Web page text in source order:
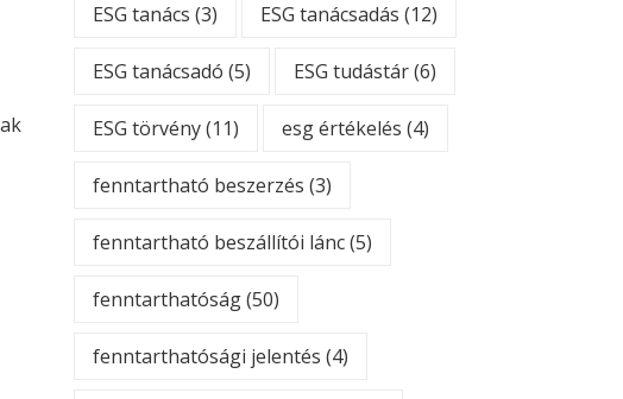
ESG tanács (3) ESG tanácsadás (12)
ESG tanácsadó (5) ESG tudástár(6)
ESG törvény(11) esg értékelés (4)
fenntartható beszerzés (3)
fenntartható beszállítói lánc(5)
fenntarthatóság(50)
fenntarthatósági jelentés (4)